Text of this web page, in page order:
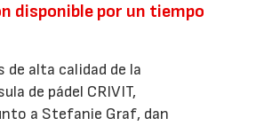
disponible por un tiempo
de alta calidad de la
de pádel CRIVIT,
a Stefanie Graf, dan